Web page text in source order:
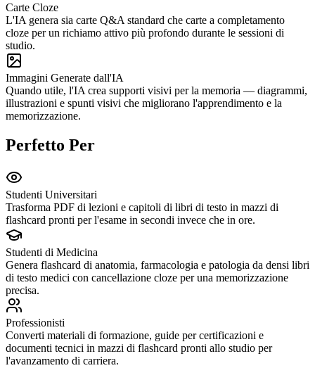
Carte Cloze
L'IA genera sia carte Q&A standard che carte a completamento
cloze per un richiamo attivo più profondo durante le sessioni di
studio.
Immagini Generate dall'IA
Quando utile, l'IA crea supporti visivi per la memoria — diagrammi,
illustrazioni e spunti visivi che migliorano l'apprendimento e la
memorizzazione.
Perfetto Per
Studenti Universitari
Trasforma PDF di lezioni e capitoli di libri di testo in mazzi di
flashcard pronti per l'esame in secondi invece che in ore.
Studenti di Medicina
Genera flashcard di anatomia, farmacologia e patologia da densi libri
di testo medici con cancellazione cloze per una memorizzazione
precisa.
Professionisti
Converti materiali di formazione, guide per certificazioni e
documenti tecnici in mazzi di flashcard pronti allo studio per
l'avanzamento di carriera.